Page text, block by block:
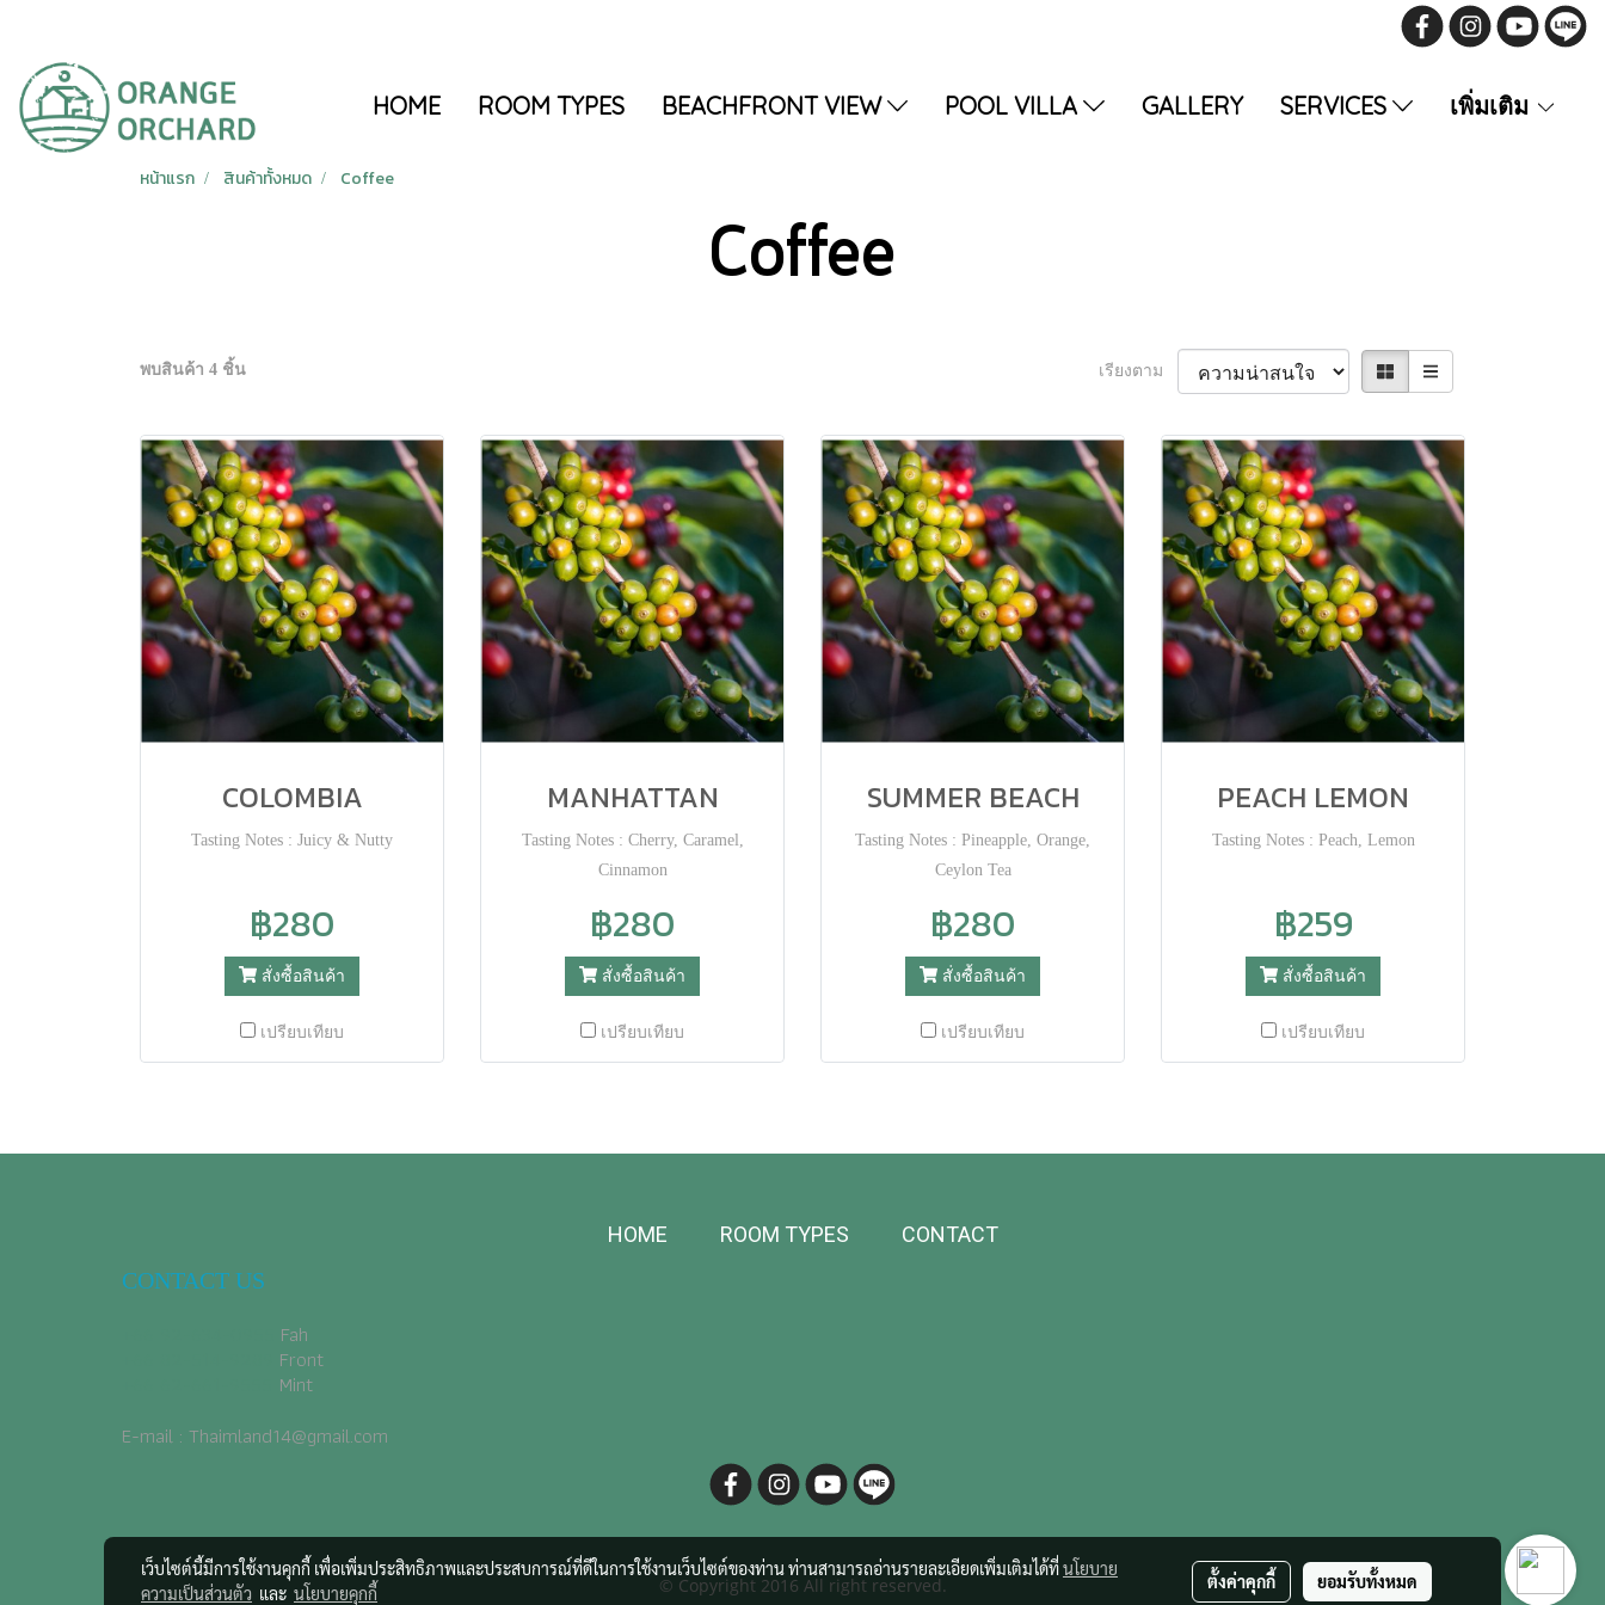
HOME ROOM TYPES BEACHFRONT VIEW POOL VILLA GALLERY SERVICES เพิ่มเติม
หน้าแรก สินค้าทั้งหมด Coffee
Coffee
พบสินค้า 4 ชิ้น เรียงตาม
COLOMBIA
Tasting Notes : Juicy & Nutty
฿280
สั่งซื้อสินค้า
เปรียบเทียบ
MANHATTAN
Tasting Notes : Cherry, Caramel,
Cinnamon
฿280
สั่งซื้อสินค้า
เปรียบเทียบ
SUMMER BEACH
Tasting Notes : Pineapple, Orange,
Ceylon Tea
฿280
สั่งซื้อสินค้า
เปรียบเทียบ
PEACH LEMON
Tasting Notes : Peach, Lemon
฿259
สั่งซื้อสินค้า
เปรียบเทียบ
HOME ROOM TYPES CONTACT
CONTACT US
​ Fah
Front
Mint
E-mail : Thaimland14@gmail.com
© Copyright 2016 All right reserved.
เว็บไซต์นี้มีการใช้งานคุกกี้ เพื่อเพิ่มประสิทธิภาพและประสบการณ์ที่ดีในการใช้งานเว็บไซต์ของท่าน ท่านสามารถอ่านรายละเอียดเพิ่มเติมได้ที่นโยบาย
ความเป็นส่วนตัว และ นโยบายคุกกี้
ตั้งค่าคุกกี้ ยอมรับทั้งหมด